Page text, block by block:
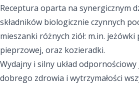
Receptura oparta na synergicznym
składników biologicznie czynnych
mieszanki różnych ziół: m.in.
pieprzowej, oraz kozieradki.
Wydajny i silny układ
dobrego zdrowia i wytrzymałości